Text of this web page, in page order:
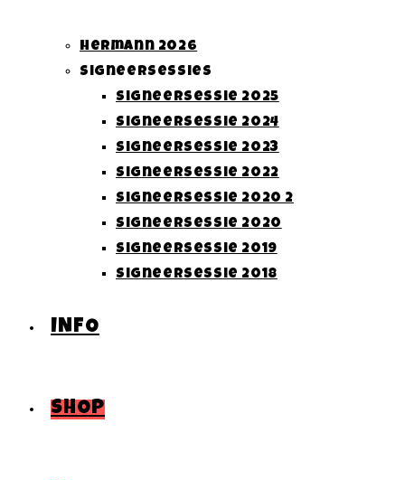
Hermann 2026
Signeersessies
Signeersessie 2025
Signeersessie 2024
Signeersessie 2023
Signeersessie 2022
Signeersessie 2020 2
Signeersessie 2020
Signeersessie 2019
Signeersessie 2018
INFO
SHOP